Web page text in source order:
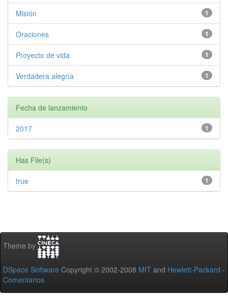
1
Misión
1
Oraciones
1
Proyecto de vida
1
Verdadera alegría
Fecha de lanzamiento
1
2017
Has File(s)
1
true
Theme by
DSpace Software Copyright © 2002-2008 MIT and Hewlett-Packard -
Comentarios